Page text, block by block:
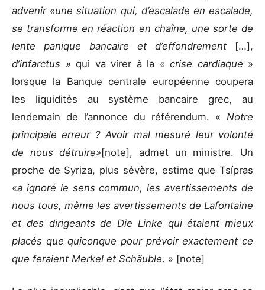
advenir «une situation qui, d’escalade en escalade,
se transforme en réaction en chaîne, une sorte de
lente panique bancaire et d’effondrement […],
d’infarctus » qui va virer à la « crise cardiaque »
lorsque la Banque centrale européenne coupera
les liquidités au système bancaire grec, au
lendemain de l’annonce du référendum. « Notre
principale erreur ? Avoir mal mesuré leur volonté
de nous détruire»[note], admet un ministre. Un
proche de Syriza, plus sévère, estime que Tsípras
«a ignoré le sens commun, les avertissements de
nous tous, même les avertissements de Lafontaine
et des dirigeants de Die Linke qui étaient mieux
placés que quiconque pour prévoir exactement ce
que feraient Merkel et Schäuble. » [note]